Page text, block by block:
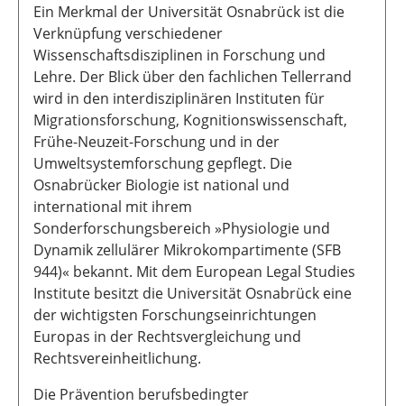
Ein Merkmal der Universität Osnabrück ist die
Verknüpfung verschiedener
Wissenschaftsdisziplinen in Forschung und
Lehre. Der Blick über den fachlichen Tellerrand
wird in den interdisziplinären Instituten für
Migrationsforschung, Kognitionswissenschaft,
Frühe-Neuzeit-Forschung und in der
Umweltsystemforschung gepflegt. Die
Osnabrücker Biologie ist national und
international mit ihrem
Sonderforschungsbereich »Physiologie und
Dynamik zellulärer Mikrokompartimente (SFB
944)« bekannt. Mit dem European Legal Studies
Institute besitzt die Universität Osnabrück eine
der wichtigsten Forschungseinrichtungen
Europas in der Rechtsvergleichung und
Rechtsvereinheitlichung.
Die Prävention berufsbedingter